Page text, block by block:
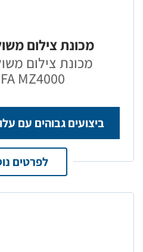
מכונת צילום
מכונת צילום
MZ4000
ביצועים גבוהים עם
לפרטים